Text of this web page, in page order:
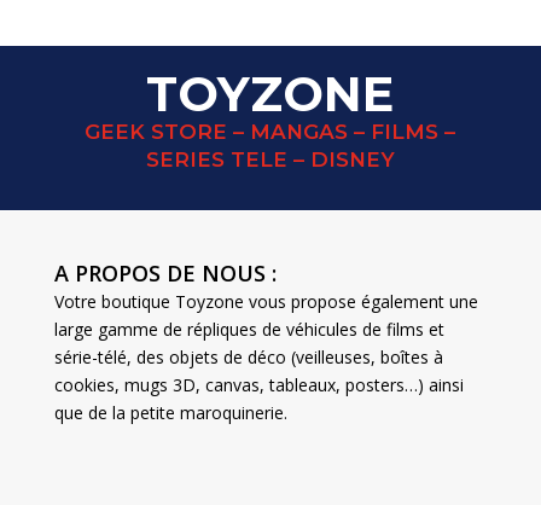
TOYZONE
GEEK STORE – MANGAS – FILMS –
SERIES TELE – DISNEY
A PROPOS DE NOUS :
Votre boutique Toyzone vous propose également une
large gamme de répliques de véhicules de films et
série-télé, des objets de déco (veilleuses, boîtes à
cookies, mugs 3D, canvas, tableaux, posters…) ainsi
que de la petite maroquinerie.